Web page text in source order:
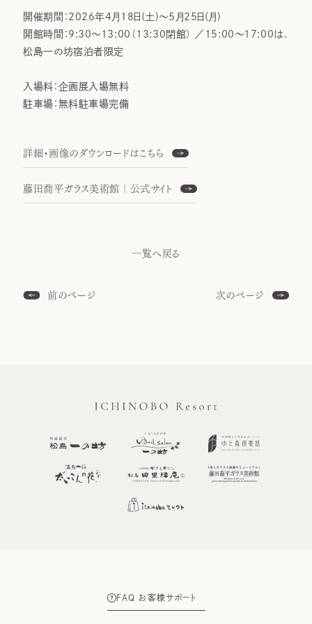
開催期間：2026年4月18日(土)～5月25日(月)
開館時間：9:30～13:00（13:30閉館） ／15:00～17:00は、
松島一の坊宿泊者限定
入場料：企画展入場無料
駐車場：無料駐車場完備
詳細・画像のダウンロードはこちら
藤田喬平ガラス美術館｜公式サイト
前のページ
一覧へ戻る
次のページ
FAQ お客様サポート